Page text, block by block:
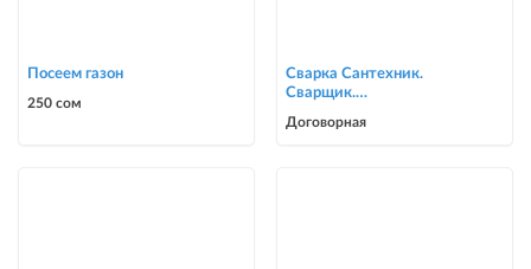
Посеем газон
250 сом
Сварка Сантехник.
Сварщик.
сварочные работы в Биш
Договорная